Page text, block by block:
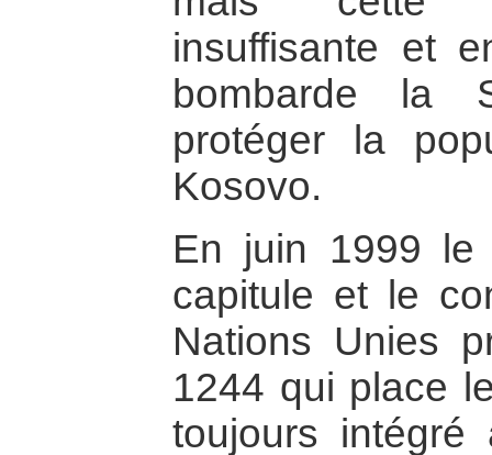
insuffisante et
bombarde la
protéger la
Kosovo.
En juin 1999 le
capitule et le
Nations Unies
1244 qui place
toujours intégré